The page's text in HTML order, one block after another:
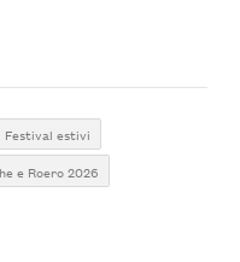
Festival estivi
e Roero 2026